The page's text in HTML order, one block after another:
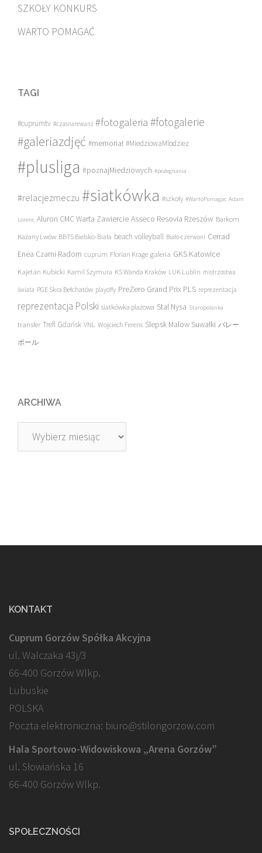
SZKOŁY KONKURS
WARTO POMAGAĆ
TAGI
#cuprumtv #czasnarewanż #fotogaleria #fotogalerie
#galeriazdjęć #memoriał #MiedziowaMlodziez
#plusliga #poznajMiedziowych #pożegnania
#relacjezmeczu #siatkówka #szkoły #WartoPomagac Adam
Lorenc Aluron CMC Warta Zawiercie Asseco Resovia Rzeszów Barkom
Każany Lwów BBTS Bielsko-Biała beach volleyball Biało-czerwoni Cerrad
Enea Czarni Radom cuprum Florian Krage galeria GKS Katowice
Kajetan Kubicki Kamil Szymura KS Wanda Kraków LUK Lublin mistrzostwa
świata PGE Skra Bełchatów playoffy PreZero Grand Prix PLS reprezentacja
reprezentacja Polski siatkówka plażowa Stal Nysa Staropolanka
transfer Trefl Gdańsk VNL Wojciech Ferens Ślepsk Malow Suwałki バレー
ボール
ARCHIWA
Archiwa
KONTAKT
Cuprum Gorzów Spółka Akcyjna
ul. Walczaka 43j/3
66-400 Gorzów Wlkp.
Lubuskie
POLSKA
Poczta elektroniczna: biuro@stilongorzow.com
Hala Sportowo-Widowiskowa „Arena Gorzów”
ul. Słowiańska 16
66-400 Gorzów Wlkp.
SPOŁECZNOŚCI